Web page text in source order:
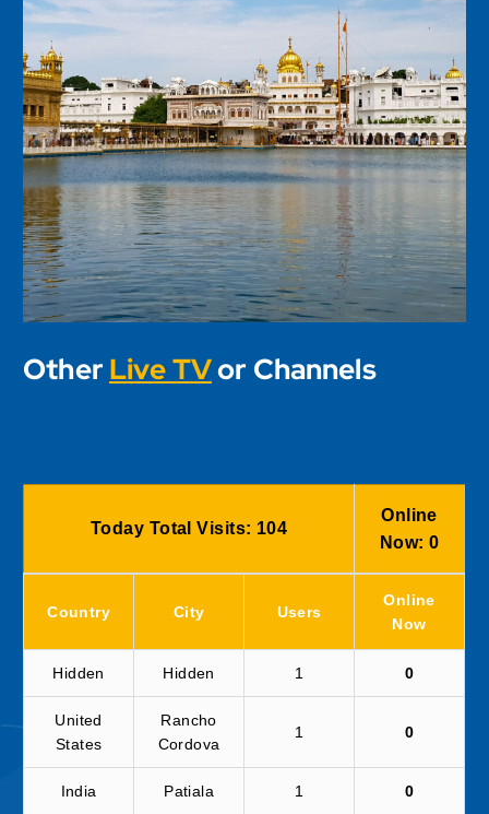
Other Live TVor Channels
Today Total Visits: 104
Online
Now: 0
Country City Users
Online
Now
Hidden Hidden 1 0
United
States
Rancho
Cordova
1 0
India Patiala 1 0